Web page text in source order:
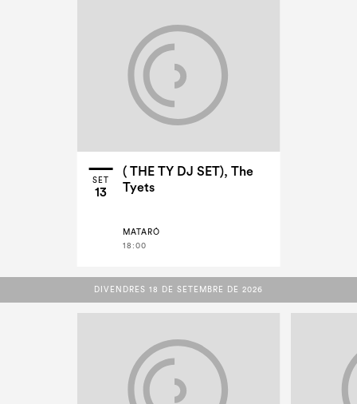
SET
13
( THE TY DJ SET), The
Tyets
MATARÓ
18:00
DIVENDRES 18 DE SETEMBRE DE 2026
DIVENDRES 18 DE SETEMBRE DE 2026